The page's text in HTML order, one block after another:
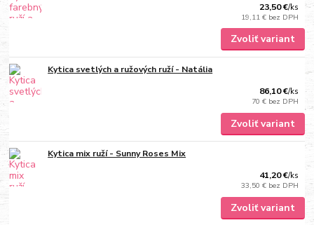
23,50 €/ks
19,11 € bez DPH
Zvoliť variant
Kytica svetlých a ružových ruží - Natália
86,10 €/ks
70 € bez DPH
Zvoliť variant
Kytica mix ruží - Sunny Roses Mix
41,20 €/ks
33,50 € bez DPH
Zvoliť variant